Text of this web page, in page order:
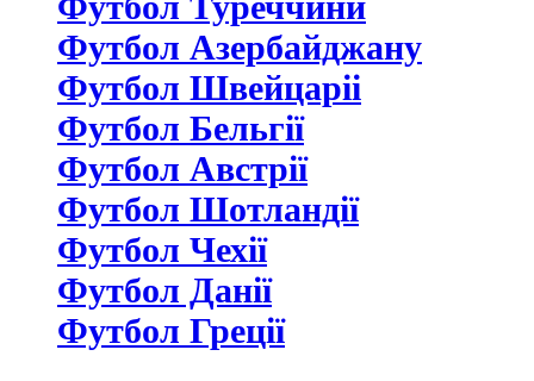
Футбол Азербайджану
Футбол Швейцаріі
Футбол Бельгії
Футбол Австрії
Футбол Шотландії
Футбол Чехії
Футбол Данії
Футбол Греції